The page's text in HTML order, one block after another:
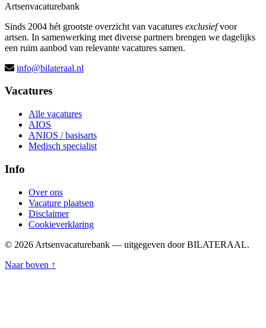
Artsenvacaturebank
Sinds 2004 hét grootste overzicht van vacatures exclusiefvoor
artsen. In samenwerking met diverse partners brengen we dagelijks
een ruim aanbod van relevante vacatures samen.
info@bilateraal.nl
Vacatures
Alle vacatures
AIOS
ANIOS / basisarts
Medisch specialist
Info
Over ons
Vacature plaatsen
Disclaimer
Cookieverklaring
© 2026 Artsenvacaturebank — uitgegeven door BILATERAAL.
Naar boven ↑